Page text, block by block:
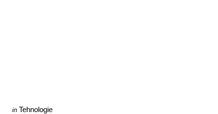
Categories
Posted
in Tehnologie